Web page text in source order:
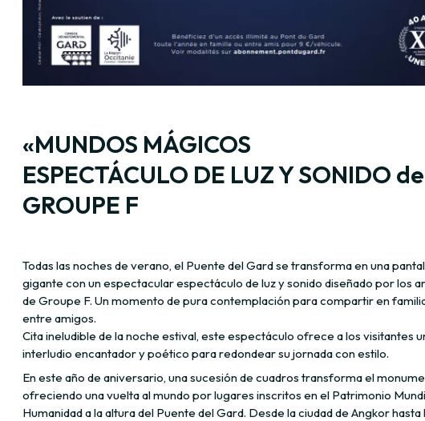
«MUNDOS MÁGICOS
ESPECTÁCULO DE LUZ Y SONIDO de
GROUPE F
Todas las noches de verano, el Puente del Gard se transforma en una
gigante con un espectacular espectáculo de luz y sonido diseñado por los
de Groupe F. Un momento de pura contemplación para compartir en
entre amigos.
Cita ineludible de la noche estival, este espectáculo ofrece a los visitantes
interludio encantador y poético para redondear su jornada con estilo.
En este año de aniversario, una sucesión de cuadros transforma el
ofreciendo una vuelta al mundo por lugares inscritos en el Patrimonio
Humanidad a la altura del Puente del Gard. Desde la ciudad de Angkor hasta